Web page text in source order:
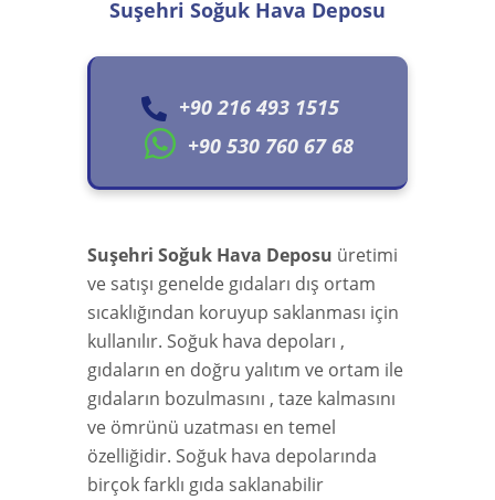
Suşehri Soğuk Hava Deposu
+90 216 493 1515
+90 530 760 67 68
Suşehri Soğuk Hava Deposu üretimi
ve satışı genelde gıdaları dış ortam
sıcaklığından koruyup saklanması için
kullanılır. Soğuk hava depoları ,
gıdaların en doğru yalıtım ve ortam ile
gıdaların bozulmasını , taze kalmasını
ve ömrünü uzatması en temel
özelliğidir. Soğuk hava depolarında
birçok farklı gıda saklanabilir